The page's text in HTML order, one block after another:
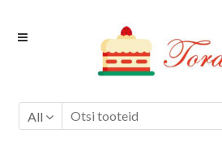
Skip
Skip
All